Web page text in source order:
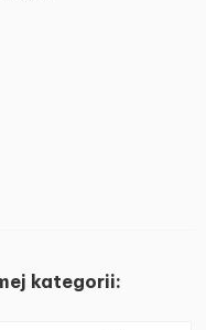
kategorii: